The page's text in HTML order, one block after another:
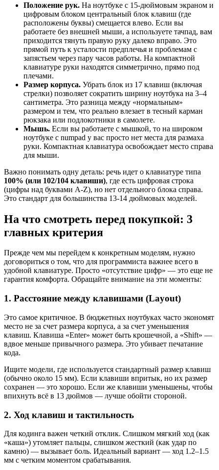
Положение рук. На ноутбуке с 15-дюймовым экраном и
цифровым блоком центральный блок клавиш (где
расположены буквы) смещается влево. Если вы
работаете без внешней мыши, а используете тачпад, вам
приходится тянуть правую руку далеко вправо. Это
прямой путь к усталости предплечья и проблемам с
запястьем через пару часов работы. На компактной
клавиатуре руки находятся симметрично, прямо под
плечами.
Размер корпуса. Убрать блок из 17 клавиш (включая
стрелки) позволяет сократить ширину ноутбука на 3–4
сантиметра. Это разница между «нормальным»
размером и тем, что реально влезает в тесный карман
рюкзака или подлокотники в самолете.
Мышь. Если вы работаете с мышкой, то на широком
ноутбуке с numpad у вас просто нет места для размаха
руки. Компактная клавиатура освобождает место справа
для мыши.
Важно понимать одну деталь: речь идет о клавиатуре типа
100% (или 102/104 клавиши), где есть цифровая строка
(цифры над буквами A-Z), но нет отдельного блока справа.
Это стандарт для большинства 13-14 дюймовых моделей.
На что смотреть перед покупкой: 3
главных критерия
Прежде чем мы перейдем к конкретным моделям, нужно
договориться о том, что для программиста важнее всего в
удобной клавиатуре. Просто «отсутствие цифр» — это еще не
гарантия комфорта. Обращайте внимание на эти моменты:
1. Расстояние между клавишами (Layout)
Это самое критичное. В бюджетных ноутбуках часто экономят
место не за счет размера корпуса, а за счет уменьшения
клавиш. Клавиша «Enter» может быть крошечной, а «Shift» —
вдвое меньше привычного размера. Это убивает печатание
кода.
Ищите модели, где используется стандартный размер клавиш
(обычно около 15 мм). Если клавиши впритык, но их размер
сохранен — это хорошо. Если же клавиши уменьшены, чтобы
впихнуть всё в 13 дюймов — лучше обойти стороной.
2. Ход клавиш и тактильность
Для кодинга важен четкий отклик. Слишком мягкий ход (как
«каша») утомляет пальцы, слишком жесткий (как удар по
камню) — вызывает боль. Идеальный вариант — ход 1.2–1.5
мм с четким моментом срабатывания.